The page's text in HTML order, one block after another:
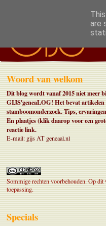
Woord van welkom
Dit blog wordt vanaf 2015 niet meer
GIJS'geneaLOG! Het bevat artikelen
stamboomonderzoek. Tips,
En plaatjes (klik daarop voor een
reactie link.
E-mail: gijs AT geneaal.nl
Sommige rechten voorbehouden. Op
toepassing.
Specials
are